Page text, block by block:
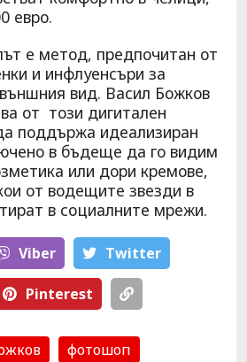
евро.
е метод, предпочитан от
и инфлуенсъри за
вид. Васил Божков
от този дигитален
поддържа идеализиран
в бъдеще да го видим
или дори кремове,
от водещите звезди в
в социалните мрежи.
Viber Тwitter
Pinterest
фотошоп